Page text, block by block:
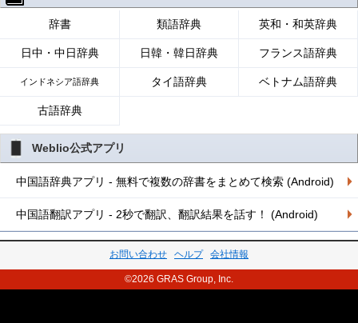
辞書 類語辞典 英和・和英辞典
日中・中日辞典 日韓・韓日辞典 フランス語辞典
インドネシア語辞典 タイ語辞典 ベトナム語辞典
古語辞典
Weblio公式アプリ
中国語辞典アプリ - 無料で複数の辞書をまとめて検索 (Android)
中国語翻訳アプリ - 2秒で翻訳、翻訳結果を話す！ (Android)
お問い合わせ ヘルプ 会社情報
©2026 GRAS Group, Inc.